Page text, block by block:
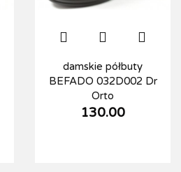
damskie półbuty
BEFADO 032D002 Dr
Orto
130.00